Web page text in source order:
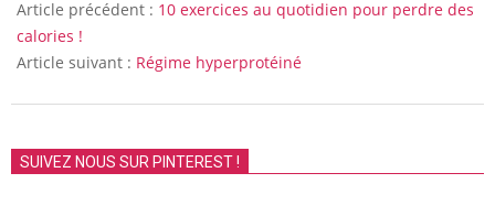
07-
02
Article précédent : 10 exercices au quotidien pour perdre des
calories !
Article suivant : Régime hyperprotéiné
SUIVEZ NOUS SUR PINTEREST !